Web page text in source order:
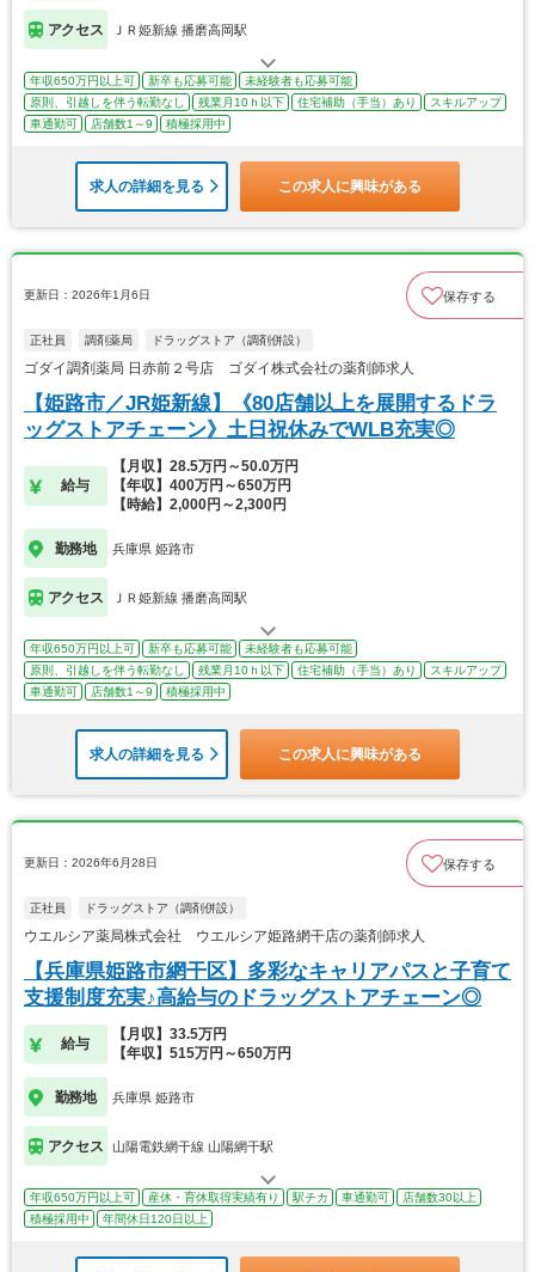
アクセス ＪＲ姫新線 播磨高岡駅
年収650万円以上可 新卒も応募可能
未経験者も応募可能
原則、引越しを伴う転勤なし
残業月10ｈ以下 住宅補助（手当）あり
スキルアップ
車通勤可
店舗数1～9 積極採用中
求人の詳細を見る この求人に興味がある
更新日：2026年1月6日 保存する
正社員 調剤薬局 ドラッグストア（調剤併設）
ゴダイ調剤薬局 日赤前２号店 ゴダイ株式会社の薬剤師求人
【姫路市／JR姫新線】《80店舗以上を展開するドラ
ッグストアチェーン》土日祝休みでWLB充実◎
給与
【月収】28.5万円～50.0万円
【年収】400万円～650万円
【時給】2,000円～2,300円
勤務地 兵庫県 姫路市
アクセス ＪＲ姫新線 播磨高岡駅
年収650万円以上可 新卒も応募可能
未経験者も応募可能
原則、引越しを伴う転勤なし
残業月10ｈ以下 住宅補助（手当）あり
スキルアップ
車通勤可
店舗数1～9 積極採用中
求人の詳細を見る この求人に興味がある
更新日：2026年6月28日 保存する
正社員 ドラッグストア（調剤併設）
ウエルシア薬局株式会社 ウエルシア姫路網干店の薬剤師求人
【兵庫県姫路市網干区】多彩なキャリアパスと子育て
支援制度充実♪高給与のドラッグストアチェーン◎
給与
【月収】33.5万円
【年収】515万円～650万円
勤務地 兵庫県 姫路市
アクセス 山陽電鉄網干線 山陽網干駅
年収650万円以上可 産休・育休取得実績有り 駅チカ 車通勤可
店舗数30以上
積極採用中
年間休日120日以上